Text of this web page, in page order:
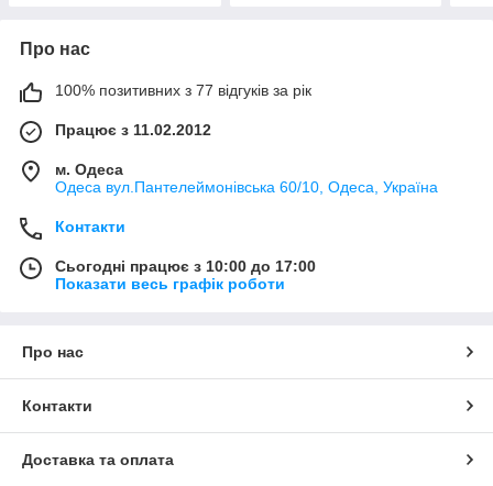
Про нас
100% позитивних з 77 відгуків за рік
Працює з 11.02.2012
м. Одеса
Одеса вул.Пантелеймонівська 60/10, Одеса, Україна
Контакти
Сьогодні працює з 10:00 до 17:00
Показати весь графік роботи
Про нас
Контакти
Доставка та оплата